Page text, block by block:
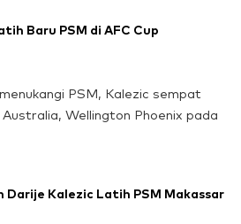
Baru PSM di AFC Cup
PSM, Kalezic sempat
Wellington Phoenix pada
Darije Kalezic Latih PSM Makassar